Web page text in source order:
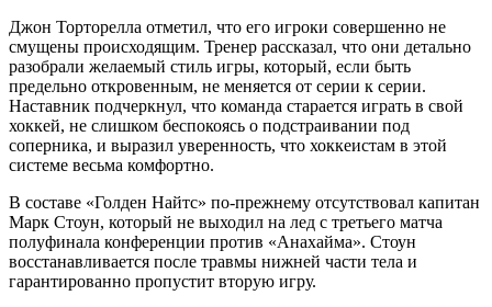
Джон Торторелла отметил, что его игроки совершенно не
смущены происходящим. Тренер рассказал, что они детально
разобрали желаемый стиль игры, который, если быть
предельно откровенным, не меняется от серии к серии.
Наставник подчеркнул, что команда старается играть в свой
хоккей, не слишком беспокоясь о подстраивании под
соперника, и выразил уверенность, что хоккеистам в этой
системе весьма комфортно.
В составе «Голден Найтс» по-прежнему отсутствовал капитан
Марк Стоун, который не выходил на лед с третьего матча
полуфинала конференции против «Анахайма». Стоун
восстанавливается после травмы нижней части тела и
гарантированно пропустит вторую игру.